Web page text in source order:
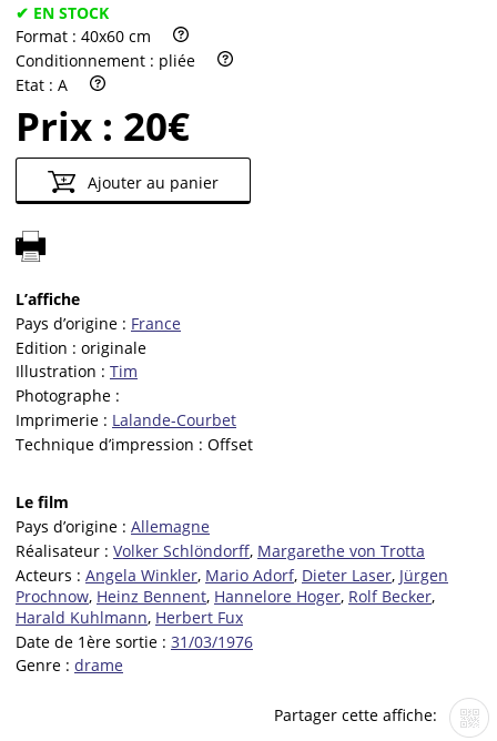
✔ EN STOCK
Format : 40x60 cm
Conditionnement : pliée
Etat : A
Prix : 20€
Ajouter au panier
L’affiche
Pays d’origine : France
Edition : originale
Illustration : Tim
Photographe :
Imprimerie : Lalande-Courbet
Technique d’impression : Offset
Le film
Pays d’origine : Allemagne
Réalisateur : Volker Schlöndorff, Margarethe von Trotta
Acteurs : Angela Winkler, Mario Adorf, Dieter Laser, Jürgen
Prochnow, Heinz Bennent, Hannelore Hoger, Rolf Becker,
Harald Kuhlmann, Herbert Fux
Date de 1ère sortie : 31/03/1976
Genre : drame
Partager cette affiche: